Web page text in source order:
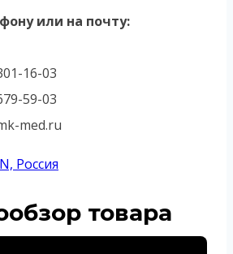
или на почту:
16-03
59-03
med.ru
Россия
товара